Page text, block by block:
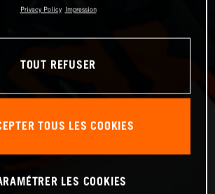
Privacy Policy Impression
TOUT REFUSER
TOUS LES COOKIES
LES COOKIES